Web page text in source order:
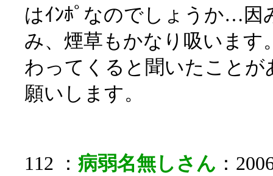
はｲﾝﾎﾟなのでしょうか…因
み、煙草もかなり吸います
わってくると聞いたことが
願いします。
112 ： 病弱名無しさん ：